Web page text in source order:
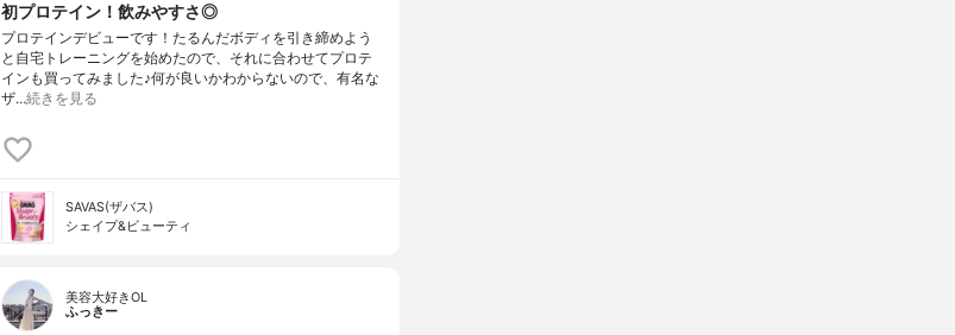
初プロテイン！飲みやすさ◎
プロテインデビューです！たるんだボディを引き締めよう
と自宅トレーニングを始めたので、それに合わせてプロテ
インも買ってみました♪何が良いかわからないので、有名な
ザ…続きを見る
SAVAS(ザバス)
シェイプ&ビューティ
美容大好きOL
ふっきー